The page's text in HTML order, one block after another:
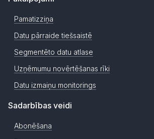
Pamatizziņa
Datu pārraide tiešsaistē
Segmentēto datu atlase
Uzņēmumu novērtēšanas rīki
Datu izmaiņu monitorings
Sadarbības veidi
Abonēšana